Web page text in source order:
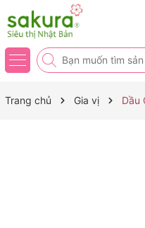
Trang chủ Gia vị Dầu